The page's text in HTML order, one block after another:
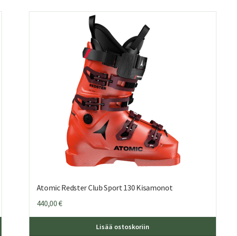
Atomic Redster Club Sport 130 Kisamonot
440,00€
Lisää ostoskoriin